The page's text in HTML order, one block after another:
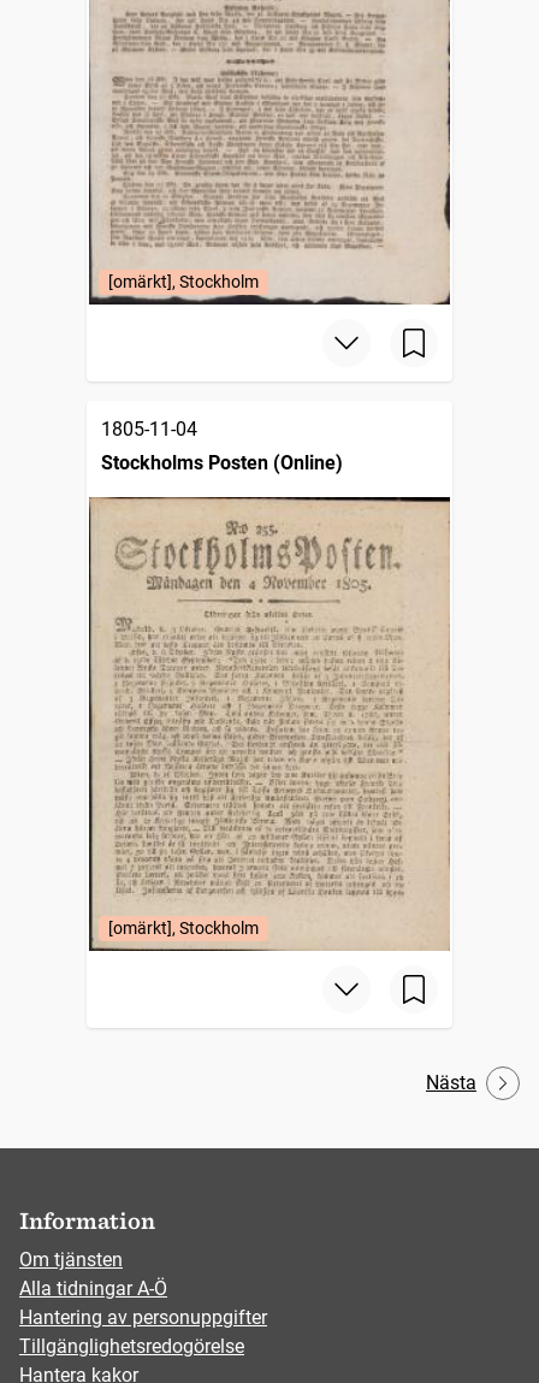
[omärkt], Stockholm
1805-11-04
Stockholms Posten (Online)
[omärkt], Stockholm
Nästa
Information
Om tjänsten
Alla tidningar A-Ö
Hantering av personuppgifter
Tillgänglighetsredogörelse
Hantera kakor